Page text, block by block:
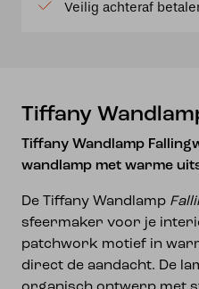
Veilig achteraf
Tiffany
Tiffany Wandlamp
wandlamp met warme
De Tiffany Wandlamp
sfeermaker voor je
patchwork motief in
direct de aandacht. De